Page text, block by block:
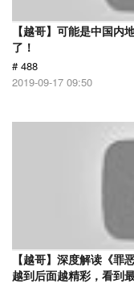
【越哥】可能是中国内
了！
# 488
2019-09-17 09:50
【越哥】深度解读《罪
越到后面越精彩，看到